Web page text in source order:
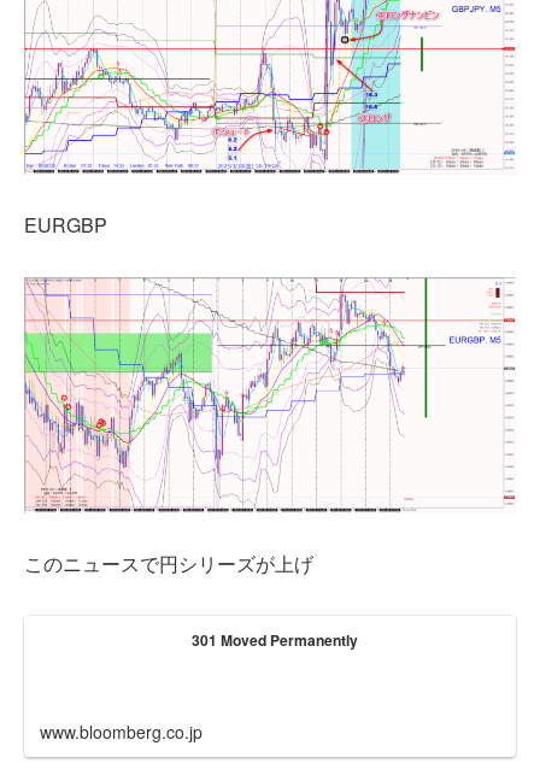
EURGBP
このニュースで円シリーズが上げ
301 Moved Permanently
www.bloomberg.co.jp